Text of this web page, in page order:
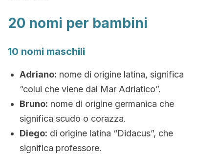
20 nomi per bambini
10 nomi maschili
Adriano: nome di origine latina, significa
“colui che viene dal Mar Adriatico”.
Bruno: nome di origine germanica che
significa scudo o corazza.
Diego: di origine latina “Didacus”, che
significa professore.